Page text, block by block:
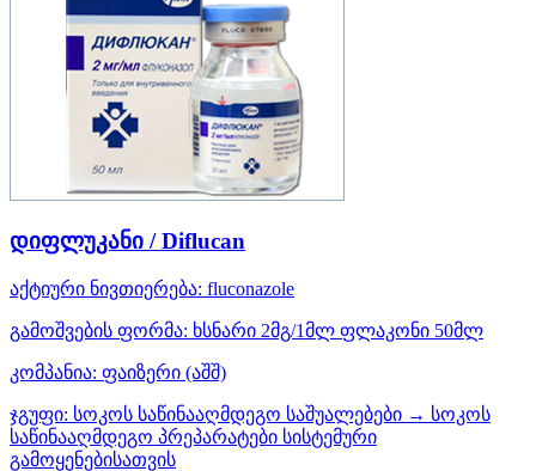
დიფლუკანი / Diflucan
აქტიური ნივთიერება: fluconazole
გამოშვების ფორმა: ხსნარი 2მგ/1მლ ფლაკონი 50მლ
კომპანია: ფაიზერი (აშშ)
ჯგუფი: სოკოს საწინააღმდეგო საშუალებები → სოკოს
საწინააღმდეგო პრეპარატები სისტემური
გამოყენებისათვის